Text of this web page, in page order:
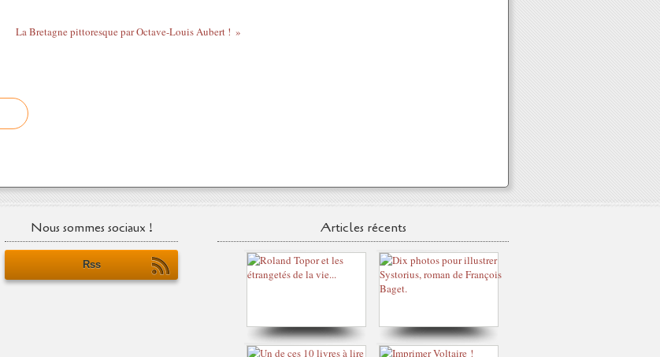
La Bretagne pittoresque par Octave-Louis Aubert !
Nous sommes sociaux !
Rss
Articles récents